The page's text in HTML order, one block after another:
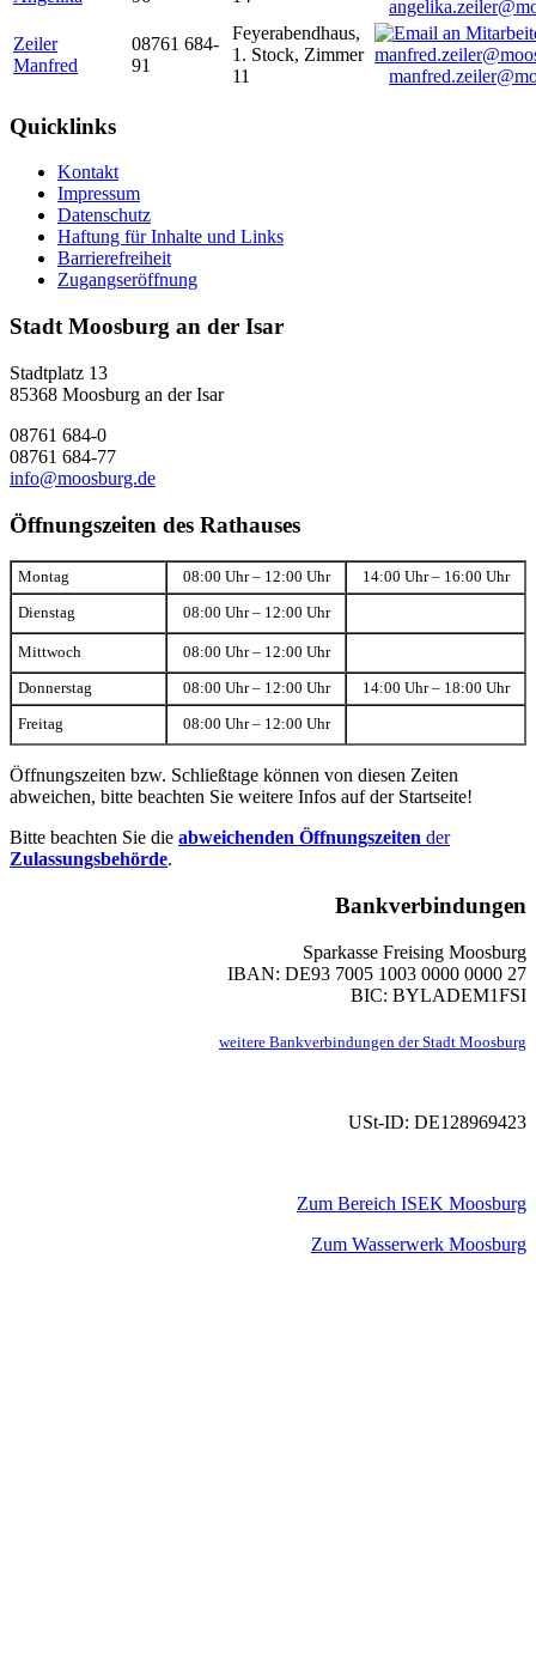
Zeiler
Manfred
08761 684-
91
Feyerabendhaus,
1. Stock, Zimmer
11
Quicklinks
Kontakt
Impressum
Datenschutz
Haftung für Inhalte und Links
Barrierefreiheit
Zugangseröffnung
Stadt Moosburg an der Isar
Stadtplatz 13
85368 Moosburg an der Isar
08761 684-0
08761 684-77
info@moosburg.de
Öffnungszeiten des Rathauses
Montag 08:00 Uhr – 12:00 Uhr 14:00 Uhr – 16:00 Uhr
Dienstag 08:00 Uhr – 12:00 Uhr
Mittwoch 08:00 Uhr – 12:00 Uhr
Donnerstag 08:00 Uhr – 12:00 Uhr 14:00 Uhr – 18:00 Uhr
Freitag 08:00 Uhr – 12:00 Uhr
Öffnungszeiten bzw. Schließtage können von diesen Zeiten
abweichen, bitte beachten Sie weitere Infos auf der Startseite!
Bitte beachten Sie die abweichenden Öffnungszeiten der
Zulassungsbehörde.
Bankverbindungen
Sparkasse Freising Moosburg
IBAN: DE93 7005 1003 0000 0000 27
BIC: BYLADEM1FSI
weitere Bankverbindungen der Stadt Moosburg
USt-ID: DE128969423
Zum Bereich ISEK Moosburg
Zum Wasserwerk Moosburg